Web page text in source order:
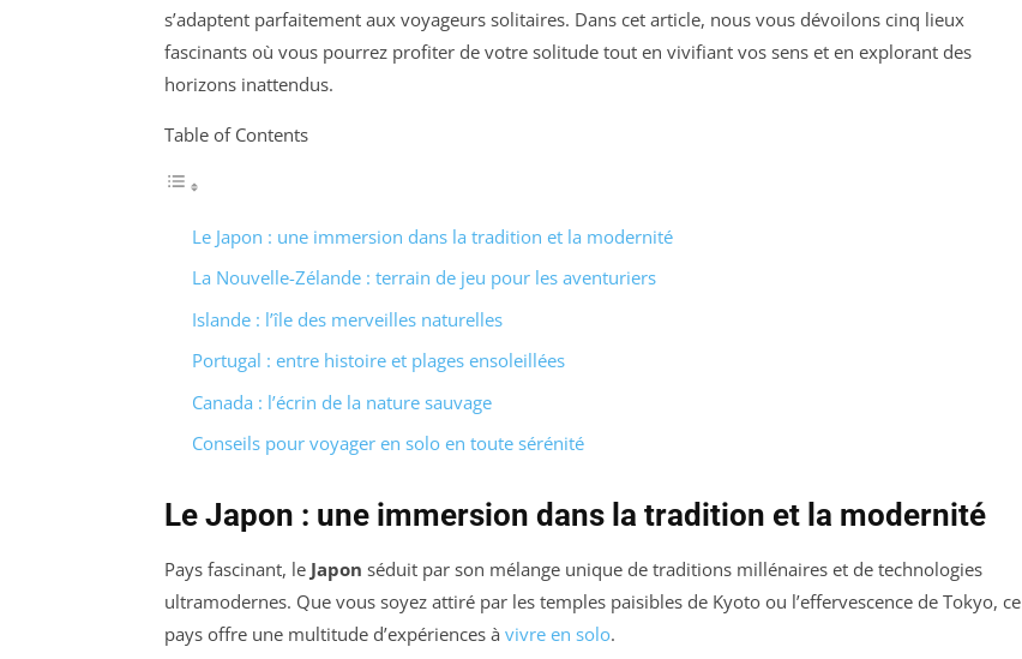
s’adaptent parfaitement aux voyageurs solitaires. Dans cet article, nous vous dévoilons cinq lieux
fascinants où vous pourrez profiter de votre solitude tout en vivifiant vos sens et en explorant des
horizons inattendus.
Table of Contents
Le Japon : une immersion dans la tradition et la modernité
La Nouvelle-Zélande : terrain de jeu pour les aventuriers
Islande : l’île des merveilles naturelles
Portugal : entre histoire et plages ensoleillées
Canada : l’écrin de la nature sauvage
Conseils pour voyager en solo en toute sérénité
Le Japon : une immersion dans la tradition et la modernité
Pays fascinant, le Japon séduit par son mélange unique de traditions millénaires et de technologies
ultramodernes. Que vous soyez attiré par les temples paisibles de Kyoto ou l’effervescence de Tokyo, ce
pays offre une multitude d’expériences à vivre en solo.